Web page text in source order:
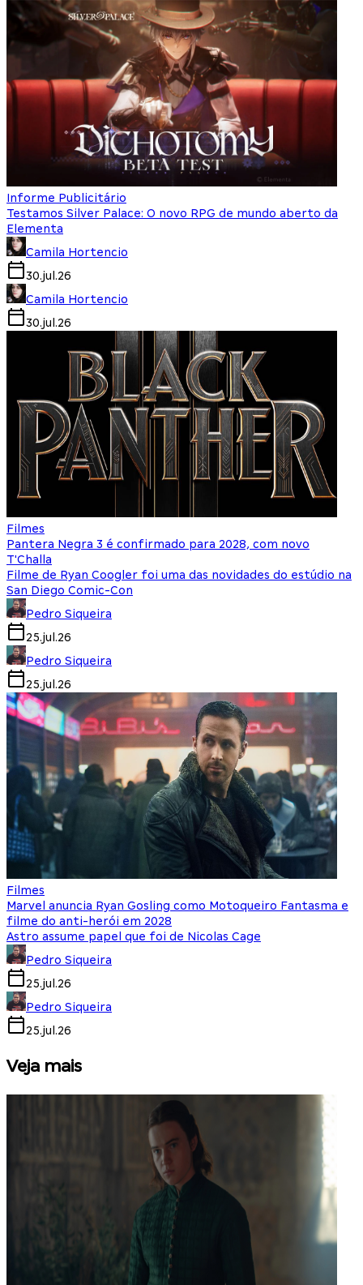
Informe Publicitário
Testamos Silver Palace: O novo RPG de mundo aberto da
Elementa
Camila Hortencio
30.jul.26
Camila Hortencio
30.jul.26
Filmes
Pantera Negra 3 é confirmado para 2028, com novo
T'Challa
Filme de Ryan Coogler foi uma das novidades do estúdio na
San Diego Comic-Con
Pedro Siqueira
25.jul.26
Pedro Siqueira
25.jul.26
Filmes
Marvel anuncia Ryan Gosling como Motoqueiro Fantasma e
filme do anti-herói em 2028
Astro assume papel que foi de Nicolas Cage
Pedro Siqueira
25.jul.26
Pedro Siqueira
25.jul.26
Veja mais